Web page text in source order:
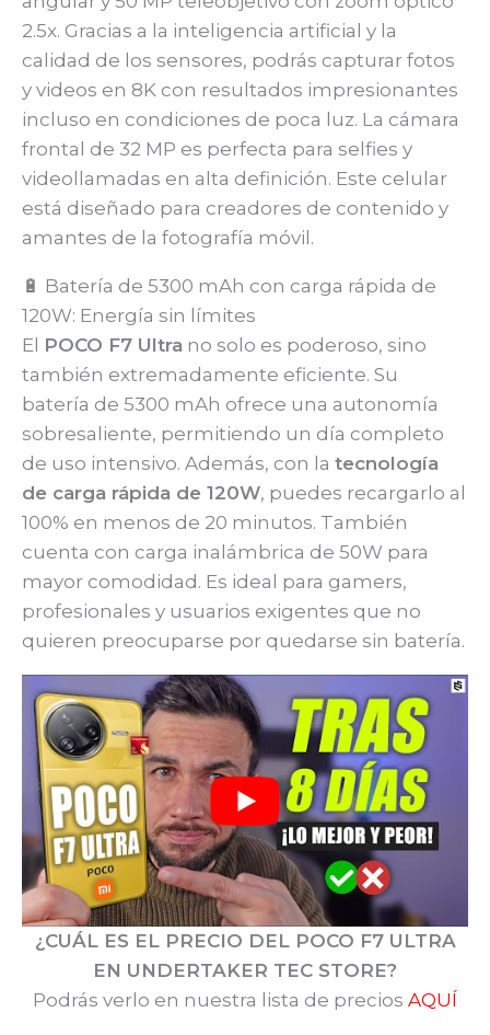
2.5x. Gracias a la inteligencia artificial y la
calidad de los sensores, podrás capturar fotos
y videos en 8K con resultados impresionantes
incluso en condiciones de poca luz. La cámara
frontal de 32 MP es perfecta para selfies y
videollamadas en alta definición. Este celular
está diseñado para creadores de contenido y
amantes de la fotografía móvil.
🔋 Batería de 5300 mAh con carga rápida de
120W: Energía sin límites
El POCO F7 Ultra no solo es poderoso, sino
también extremadamente eficiente. Su
batería de 5300 mAh ofrece una autonomía
sobresaliente, permitiendo un día completo
de uso intensivo. Además, con la tecnología
de carga rápida de 120W, puedes recargarlo al
100% en menos de 20 minutos. También
cuenta con carga inalámbrica de 50W para
mayor comodidad. Es ideal para gamers,
profesionales y usuarios exigentes que no
quieren preocuparse por quedarse sin batería.
¿CUÁL ES EL PRECIO DEL POCO F7 ULTRA
EN UNDERTAKER TEC STORE?
Podrás verlo en nuestra lista de precios AQUÍ